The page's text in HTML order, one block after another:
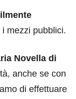
mezzi pubblici.
Novella di
anche se con
di effettuare